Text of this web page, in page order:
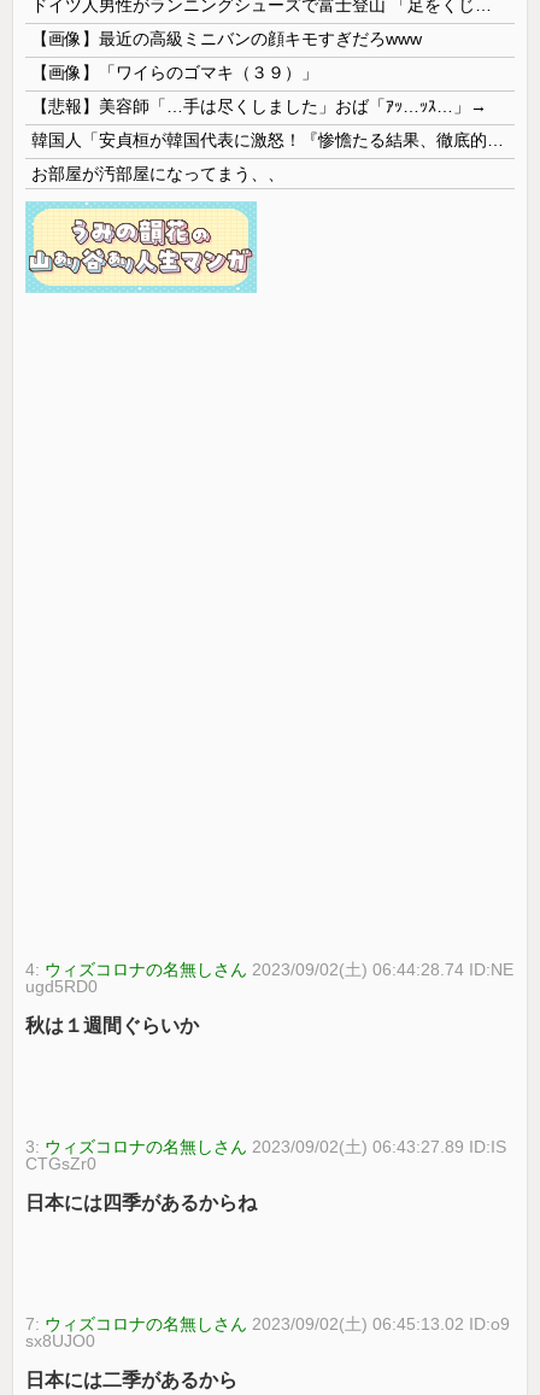
【画像】最近の高級ミニバンの顔キモすぎだろwww
【画像】「ワイらのゴマキ（３９）」
【悲報】美容師「…手は尽くしました」おば「ｱｯ…ｯｽ…」→
お部屋が汚部屋になってまう、、
4: ウィズコロナの名無しさん 2023/09/02(土) 06:44:28.74 ID:NE
ugd5RD0
秋は１週間ぐらいか
3: ウィズコロナの名無しさん 2023/09/02(土) 06:43:27.89 ID:IS
CTGsZr0
日本には四季があるからね
7: ウィズコロナの名無しさん 2023/09/02(土) 06:45:13.02 ID:o9
sx8UJO0
日本には二季があるから